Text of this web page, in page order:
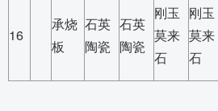
16
承烧
板
石英
陶瓷
石英
陶瓷
刚玉
莫来
石
刚玉
莫来
石